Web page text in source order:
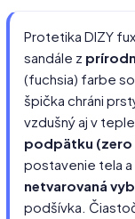
Protetika DIZY
sandále z
(fuchsia) farbe
špička chráni
vzdušný aj v teple.
podpätku
postavenie tela a
netvarovaná
podšívka.